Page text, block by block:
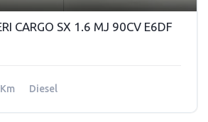
CARGO SX 1.6 MJ 90CV E6DF
Diesel